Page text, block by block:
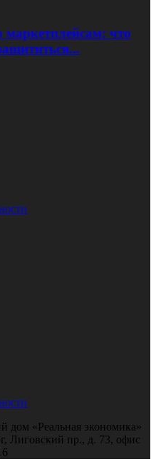
что
дом «Реальная экономика»
Лиговский пр., д. 73, офис